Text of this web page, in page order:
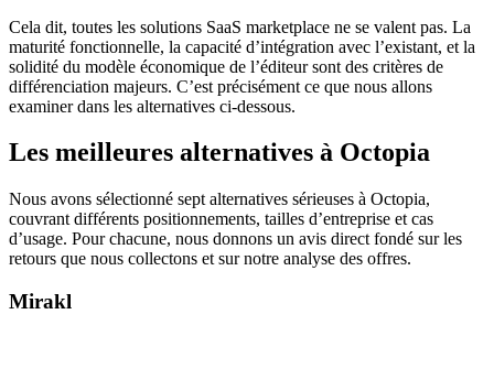
Cela dit, toutes les solutions SaaS marketplace ne se valent pas. La
maturité fonctionnelle, la capacité d’intégration avec l’existant, et la
solidité du modèle économique de l’éditeur sont des critères de
différenciation majeurs. C’est précisément ce que nous allons
examiner dans les alternatives ci-dessous.
Les meilleures alternatives à Octopia
Nous avons sélectionné sept alternatives sérieuses à Octopia,
couvrant différents positionnements, tailles d’entreprise et cas
d’usage. Pour chacune, nous donnons un avis direct fondé sur les
retours que nous collectons et sur notre analyse des offres.
Mirakl